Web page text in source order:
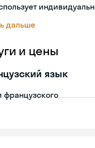
дальше
и цены
язык
французского